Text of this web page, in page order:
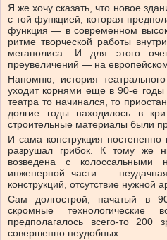
Я же хочу сказать, что новое
с той функцией, которая
функция — в современном
ритме творческой работы
мегаполиса. И для этого
преувеличений — на
Напомню, история
уходит корнями еще в 90-е
театра то начинался, то
долгие годы находилось в
строительные материалы были
И сама конструкция
разрушал грибок. К тому же
возведена с колоссальными
инженерной части —
конструкций, отсутствие нужной
Сам долгострой, начатый в
скромные технологические
предполагалось всего-то 200
совершенно неудобных.